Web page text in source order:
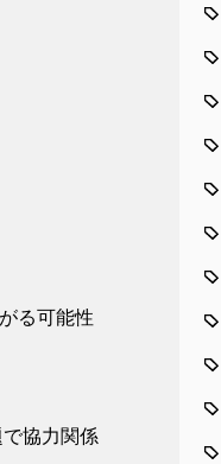
る可能性
協力関係